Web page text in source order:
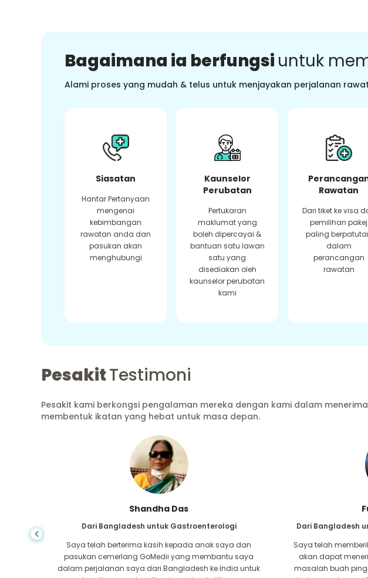
Bagaimana ia berfungsi untuk
Alami proses yang mudah & telus untuk menjayakan perjalanan
Siasatan
Hantar Pertanyaan
mengenai
kebimbangan
rawatan anda dan
pasukan akan
menghubungi
Kaunselor
Perubatan
Pertukaran
maklumat yang
boleh dipercayai &
bantuan satu lawan
satu yang
disediakan oleh
kaunselor perubatan
kami
Rawatan
Dari tiket ke visa
pemilihan pakej
paling
dalam
perancangan
rawatan
PesakitTestimoni
Pesakit kami berkongsi pengalaman mereka dengan kami dalam
membentuk ikatan yang hebat untuk masa depan.
Shandha Das
Dari Bangladesh untuk Gastroenterologi
Saya telah berterima kasih kepada anak saya dan
pasukan cemerlang GoMedii yang membantu saya
dalam perjalanan saya dari Bangladesh ke India untuk
Dari Bangladesh
Saya telah
akan dapat
masalah buah